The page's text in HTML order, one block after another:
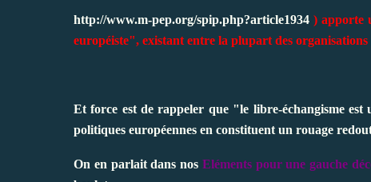
http://www.m-pep.org/spip.php?article1934 ) apporte
européiste", existant entre la plupart des organisations
Et force est de rappeler que "le libre-échangisme
politiques européennes en constituent un rouage
On en parlait dans nos Eléments pour une gauche